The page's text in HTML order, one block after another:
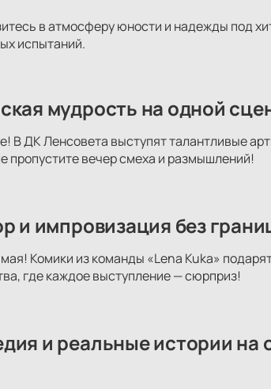
в атмосферу юности и надежды под
испытаний.
мудрость на одной
В ДК Ленсовета выступят талантливые
вечер смеха и размышлений!
и импровизация без
Комики из команды «Lena Kuka»
где каждое выступление — сюрприз!
и реальные истории на